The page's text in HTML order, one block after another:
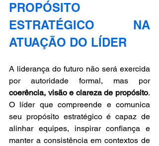
PROPÓSITO
ESTRATÉGICO NA
ATUAÇÃO DO LÍDER
A liderança do futuro não será exercida
por autoridade formal, mas por
coerência, visão e clareza de propósito.
O líder que compreende e comunica
seu propósito estratégico é capaz de
alinhar equipes, inspirar confiança e
manter a consistência em contextos de